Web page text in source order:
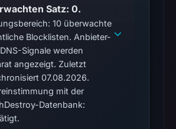
recorded
in
the
snapshot
from
Aug
6,
Satz: 0.
10 überwachte
Blocklisten. Anbieter-
Signale werden
angezeigt. Zuletzt
07.08.2026.
mit der
Datenbank: